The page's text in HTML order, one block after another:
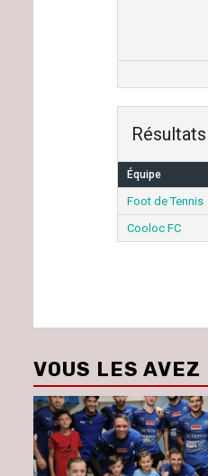
Résultats
Équipe
Foot de Tennis
Cooloc FC
VOUS LES